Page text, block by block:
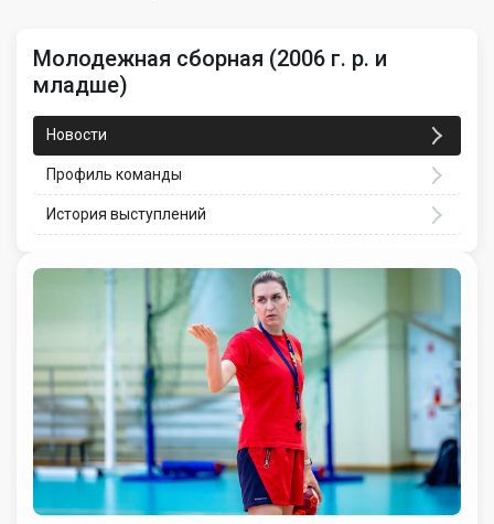
Молодежная сборная (2006 г. р. и
младше)
Новости
Профиль команды
История выступлений